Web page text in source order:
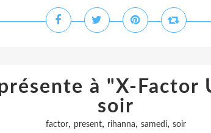
à "X-Factor
soir
factor, present, rihanna, samedi, soir